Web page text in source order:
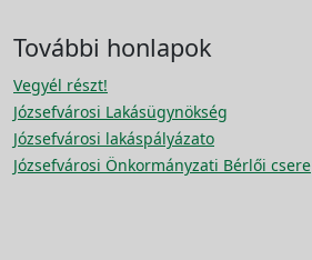
További honlapok
Vegyél részt!
Józsefvárosi Lakásügynökség
Józsefvárosi lakáspályázato
Józsefvárosi Önkormányzati Bérlői csere